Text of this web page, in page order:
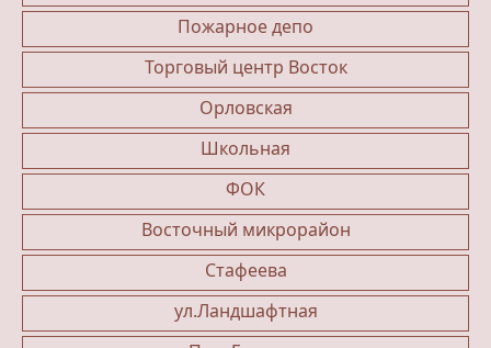
Пожарное депо
Торговый центр Восток
Орловская
Школьная
ФОК
Восточный микрорайон
Стафеева
ул.Ландшафтная